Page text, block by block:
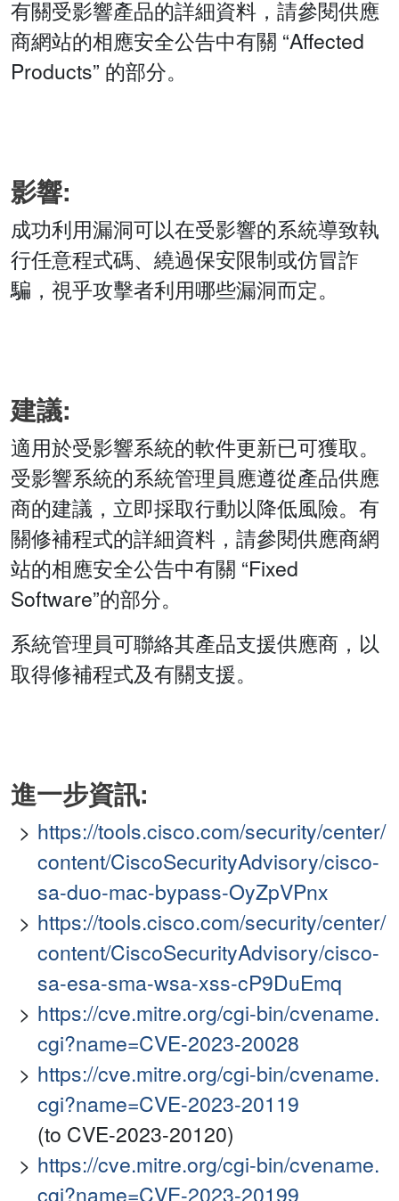
有關受影響產品的詳細資料，請參閱供應
商網站的相應安全公告中有關 “Affected
Products” 的部分。
影響:
成功利用漏洞可以在受影響的系統導致執
行任意程式碼、繞過保安限制或仿冒詐
騙，視乎攻擊者利用哪些漏洞而定。
建議:
適用於受影響系統的軟件更新已可獲取。
受影響系統的系統管理員應遵從產品供應
商的建議，立即採取行動以降低風險。有
關修補程式的詳細資料，請參閱供應商網
站的相應安全公告中有關 “Fixed
Software”的部分。
系統管理員可聯絡其產品支援供應商，以
取得修補程式及有關支援。
進一步資訊:
https://tools.cisco.com/security/center/
content/CiscoSecurityAdvisory/cisco-
sa-duo-mac-bypass-OyZpVPnx
https://tools.cisco.com/security/center/
content/CiscoSecurityAdvisory/cisco-
sa-esa-sma-wsa-xss-cP9DuEmq
https://cve.mitre.org/cgi-bin/cvename.
cgi?name=CVE-2023-20028
https://cve.mitre.org/cgi-bin/cvename.
cgi?name=CVE-2023-20119
(to CVE-2023-20120)
https://cve.mitre.org/cgi-bin/cvename.
cgi?name=CVE-2023-20199